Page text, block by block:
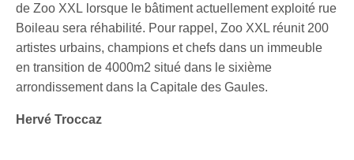
de Zoo XXL lorsque le bâtiment actuellement exploité rue
Boileau sera réhabilité. Pour rappel, Zoo XXL réunit 200
artistes urbains, champions et chefs dans un immeuble
en transition de 4000m2 situé dans le sixième
arrondissement dans la Capitale des Gaules.
Hervé Troccaz